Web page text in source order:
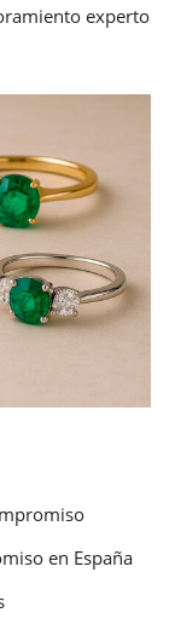
experto
en España